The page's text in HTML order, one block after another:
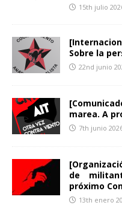
15th julio
Sobre la
22nd junio
marea. A
7th junio
de
próximo
13th enero